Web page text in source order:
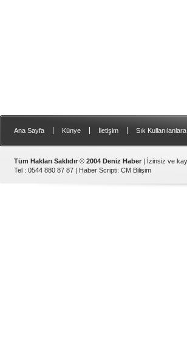
Ana Sayfa Künye İletişim Sık
Tüm Hakları Saklıdır © 2004 Deniz Haber | İzinsiz ve
Tel : 0544 880 87 87 | Haber Scripti: CM Bilişim